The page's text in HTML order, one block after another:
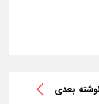
بعدی